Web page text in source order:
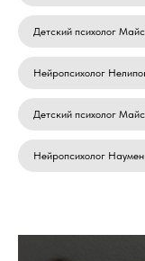
Детский психолог
Нейропсихолог
Детский психолог
Нейропсихолог